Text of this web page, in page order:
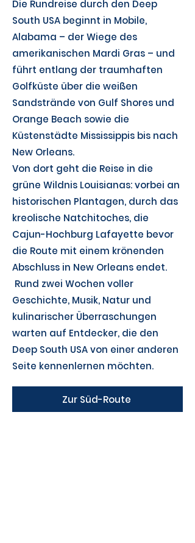
Die Rundreise durch den Deep
South USA beginnt in Mobile,
Alabama – der Wiege des
amerikanischen Mardi Gras – und
führt entlang der traumhaften
Golfküste über die weißen
Sandstrände von Gulf Shores und
Orange Beach sowie die
Küstenstädte Mississippis bis nach
New Orleans.
Von dort geht die Reise in die
grüne Wildnis Louisianas: vorbei an
historischen Plantagen, durch das
kreolische Natchitoches, die
Cajun-Hochburg Lafayette bevor
die Route mit einem krönenden
Abschluss in New Orleans endet.
Rund zwei Wochen voller
Geschichte, Musik, Natur und
kulinarischer Überraschungen
warten auf Entdecker, die den
Deep South USA von einer anderen
Seite kennenlernen möchten.
Zur Süd-Route